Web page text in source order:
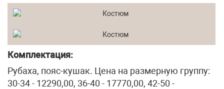
Комплектация:
Рубаха, пояс-кушак. Цена на размерную группу:
30-34 - 12290,00, 36-40 - 17770,00, 42-50 -